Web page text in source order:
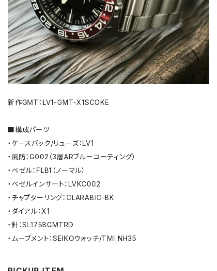
新作GMT：LV1-GMT-X1SCOKE
■構成パーツ
・ケースバック/リューズ：LV1
・風防：G002（3層ARブルーコーティング）
・ベゼル：FLB1（ノーマル）
・ベゼルインサート：LVKC002
・チャプターリング：CLARABIC-BK
・ダイアル：X1
・針：SL1758GMTRD
・ムーブメント：SEIKOウォッチ/TMI NH35